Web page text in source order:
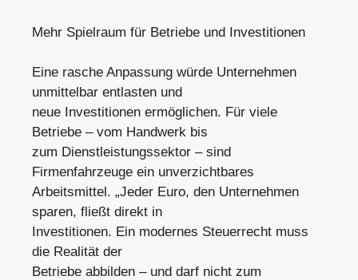
Mehr Spielraum für Betriebe und Investitionen
Eine rasche Anpassung würde Unternehmen
unmittelbar entlasten und
neue Investitionen ermöglichen. Für viele
Betriebe – vom Handwerk bis
zum Dienstleistungssektor – sind
Firmenfahrzeuge ein unverzichtbares
Arbeitsmittel. „Jeder Euro, den Unternehmen
sparen, fließt direkt in
Investitionen. Ein modernes Steuerrecht muss
die Realität der
Betriebe abbilden – und darf nicht zum